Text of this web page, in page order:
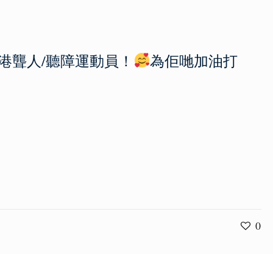
聾人/聽障運動員！ 為佢哋加油打
0